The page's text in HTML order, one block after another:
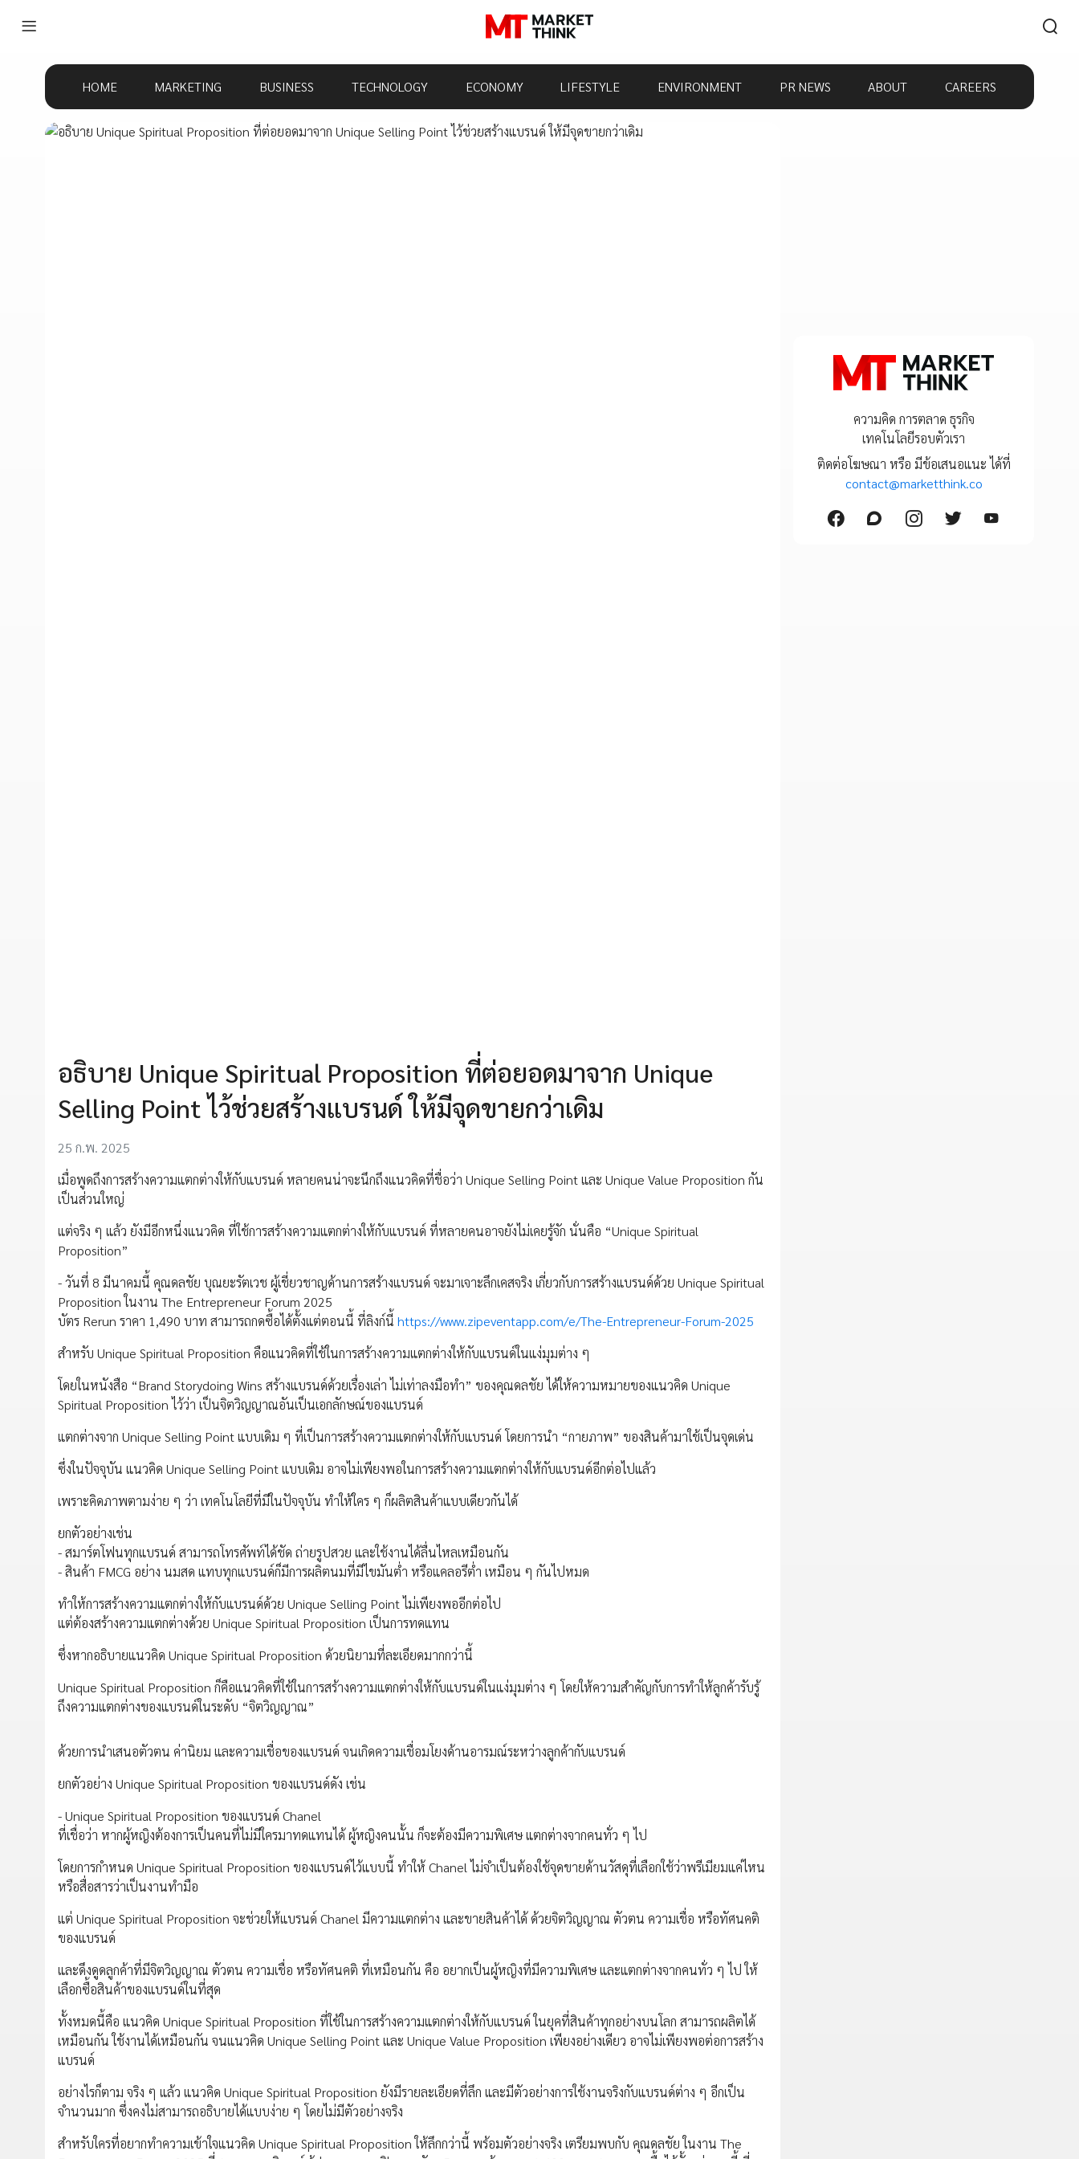
HOME MARKETING BUSINESS TECHNOLOGY ECONOMY LIFESTYLE ENVIRONMENT PR NEWS ABOUT CAREERS
อธิบาย Unique Spiritual Proposition ที่ต่อยอดมาจาก Unique
Selling Point ไว้ช่วยสร้างแบรนด์ ให้มีจุดขายกว่าเดิม
25 ก.พ. 2025
เมื่อพูดถึงการสร้างความแตกต่างให้กับแบรนด์ หลายคนน่าจะนึกถึงแนวคิดที่ชื่อว่า Unique Selling Point และ Unique Value Proposition กัน
เป็นส่วนใหญ่
แต่จริง ๆ แล้ว ยังมีอีกหนึ่งแนวคิด ที่ใช้การสร้างความแตกต่างให้กับแบรนด์ ที่หลายคนอาจยังไม่เคยรู้จัก นั่นคือ “Unique Spiritual
Proposition”
- วันที่ 8 มีนาคมนี้ คุณดลชัย บุณยะรัตเวช ผู้เชี่ยวชาญด้านการสร้างแบรนด์ จะมาเจาะลึกเคสจริง เกี่ยวกับการสร้างแบรนด์ด้วย Unique Spiritual
Proposition ในงาน The Entrepreneur Forum 2025
บัตร Rerun ราคา 1,490 บาท สามารถกดซื้อได้ตั้งแต่ตอนนี้ ที่ลิงก์นี้ https://www.zipeventapp.com/e/The-Entrepreneur-Forum-2025
สำหรับ Unique Spiritual Proposition คือแนวคิดที่ใช้ในการสร้างความแตกต่างให้กับแบรนด์ในแง่มุมต่าง ๆ
โดยในหนังสือ “Brand Storydoing Wins สร้างแบรนด์ด้วยเรื่องเล่า ไม่เท่าลงมือทำ” ของคุณดลชัย ได้ให้ความหมายของแนวคิด Unique
Spiritual Proposition ไว้ว่า เป็นจิตวิญญาณอันเป็นเอกลักษณ์ของแบรนด์
แตกต่างจาก Unique Selling Point แบบเดิม ๆ ที่เป็นการสร้างความแตกต่างให้กับแบรนด์ โดยการนำ “กายภาพ” ของสินค้ามาใช้เป็นจุดเด่น
ซึ่งในปัจจุบัน แนวคิด Unique Selling Point แบบเดิม อาจไม่เพียงพอในการสร้างความแตกต่างให้กับแบรนด์อีกต่อไปแล้ว
เพราะคิดภาพตามง่าย ๆ ว่า เทคโนโลยีที่มีในปัจจุบัน ทำให้ใคร ๆ ก็ผลิตสินค้าแบบเดียวกันได้
ยกตัวอย่างเช่น
- สมาร์ตโฟนทุกแบรนด์ สามารถโทรศัพท์ได้ชัด ถ่ายรูปสวย และใช้งานได้ลื่นไหลเหมือนกัน
- สินค้า FMCG อย่าง นมสด แทบทุกแบรนด์ก็มีการผลิตนมที่มีไขมันต่ำ หรือแคลอรีต่ำ เหมือน ๆ กันไปหมด
ทำให้การสร้างความแตกต่างให้กับแบรนด์ด้วย Unique Selling Point ไม่เพียงพออีกต่อไป
แต่ต้องสร้างความแตกต่างด้วย Unique Spiritual Proposition เป็นการทดแทน
ซึ่งหากอธิบายแนวคิด Unique Spiritual Proposition ด้วยนิยามที่ละเอียดมากกว่านี้
Unique Spiritual Proposition ก็คือแนวคิดที่ใช้ในการสร้างความแตกต่างให้กับแบรนด์ในแง่มุมต่าง ๆ โดยให้ความสำคัญกับการทำให้ลูกค้ารับรู้
ถึงความแตกต่างของแบรนด์ในระดับ “จิตวิญญาณ”
ด้วยการนำเสนอตัวตน ค่านิยม และความเชื่อของแบรนด์ จนเกิดความเชื่อมโยงด้านอารมณ์ระหว่างลูกค้ากับแบรนด์
ยกตัวอย่าง Unique Spiritual Proposition ของแบรนด์ดัง เช่น
- Unique Spiritual Proposition ของแบรนด์ Chanel
ที่เชื่อว่า หากผู้หญิงต้องการเป็นคนที่ไม่มีใครมาทดแทนได้ ผู้หญิงคนนั้น ก็จะต้องมีความพิเศษ แตกต่างจากคนทั่ว ๆ ไป
โดยการกำหนด Unique Spiritual Proposition ของแบรนด์ไว้แบบนี้ ทำให้ Chanel ไม่จำเป็นต้องใช้จุดขายด้านวัสดุที่เลือกใช้ว่าพรีเมียมแค่ไหน
หรือสื่อสารว่าเป็นงานทำมือ
แต่ Unique Spiritual Proposition จะช่วยให้แบรนด์ Chanel มีความแตกต่าง และขายสินค้าได้ ด้วยจิตวิญญาณ ตัวตน ความเชื่อ หรือทัศนคติ
ของแบรนด์
และดึงดูดลูกค้าที่มีจิตวิญญาณ ตัวตน ความเชื่อ หรือทัศนคติ ที่เหมือนกัน คือ อยากเป็นผู้หญิงที่มีความพิเศษ และแตกต่างจากคนทั่ว ๆ ไป ให้
เลือกซื้อสินค้าของแบรนด์ในที่สุด
ทั้งหมดนี้คือ แนวคิด Unique Spiritual Proposition ที่ใช้ในการสร้างความแตกต่างให้กับแบรนด์ ในยุคที่สินค้าทุกอย่างบนโลก สามารถผลิตได้
เหมือนกัน ใช้งานได้เหมือนกัน จนแนวคิด Unique Selling Point และ Unique Value Proposition เพียงอย่างเดียว อาจไม่เพียงพอต่อการสร้าง
แบรนด์
อย่างไรก็ตาม จริง ๆ แล้ว แนวคิด Unique Spiritual Proposition ยังมีรายละเอียดที่ลึก และมีตัวอย่างการใช้งานจริงกับแบรนด์ต่าง ๆ อีกเป็น
จำนวนมาก ซึ่งคงไม่สามารถอธิบายได้แบบง่าย ๆ โดยไม่มีตัวอย่างจริง
สำหรับใครที่อยากทำความเข้าใจแนวคิด Unique Spiritual Proposition ให้ลึกกว่านี้ พร้อมตัวอย่างจริง เตรียมพบกับ คุณดลชัย ในงาน The
ความคิด การตลาด ธุรกิจ
เทคโนโลยีรอบตัวเรา
ติดต่อโฆษณา หรือ มีข้อเสนอแนะ ได้ที่
contact@marketthink.co